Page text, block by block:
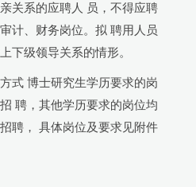
关系的应聘人 员，不得应聘
计、财务岗位。拟 聘用人员
下级领导关系的情形。
式 博士研究生学历要求的岗
聘，其他学历要求的岗位均
聘， 具体岗位及要求见附件